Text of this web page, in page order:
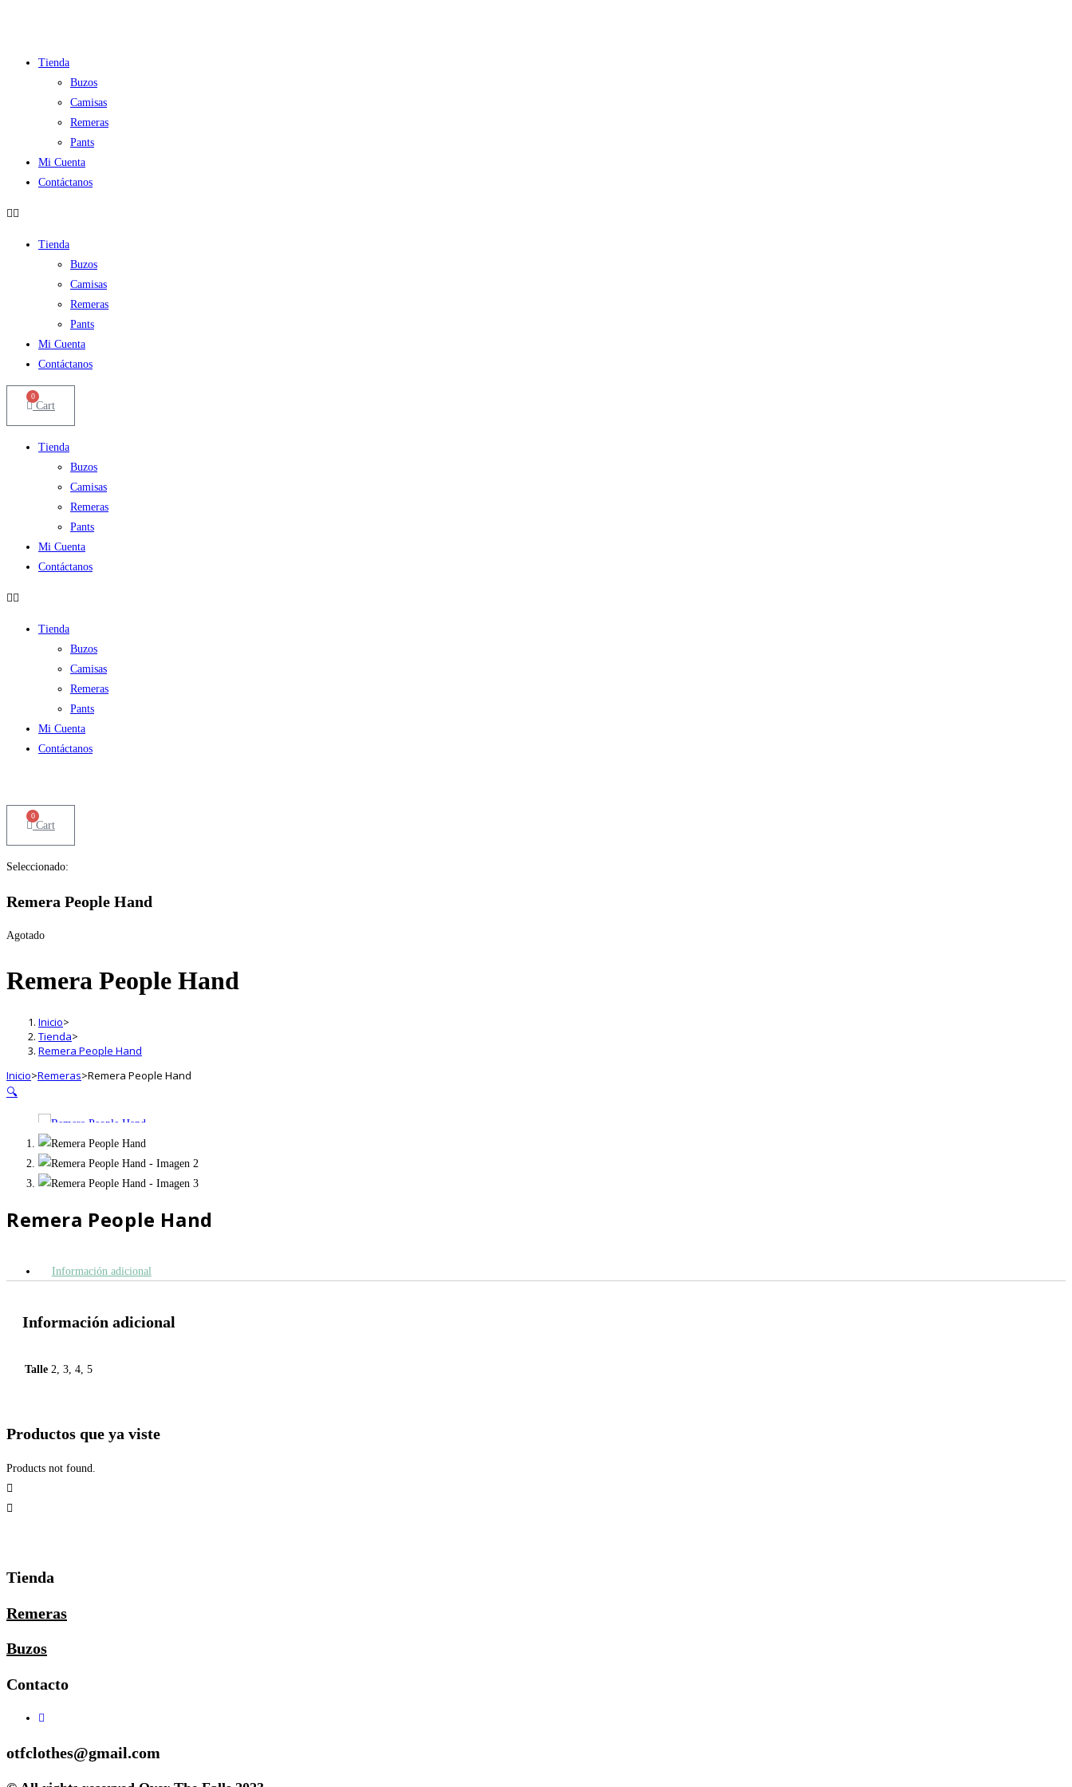
contenido
Tienda
Buzos
Camisas
Remeras
Pants
Mi Cuenta
Contáctanos
Tienda
Buzos
Camisas
Remeras
Pants
Mi Cuenta
Contáctanos
0
Cart
Tienda
Buzos
Camisas
Remeras
Pants
Mi Cuenta
Contáctanos
Tienda
Buzos
Camisas
Remeras
Pants
Mi Cuenta
Contáctanos
0
Cart
Seleccionado:
Remera People Hand
Agotado
Remera People Hand
Inicio>
Tienda>
Remera People Hand
Inicio>Remeras>Remera People Hand
🔍
Remera People Hand
Información adicional
Información adicional
Talle 2, 3, 4, 5
Productos que ya viste
Products not found.
Tienda
Remeras
Buzos
Contacto
otfclothes@gmail.com